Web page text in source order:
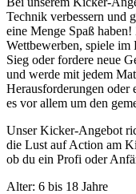
Technik verbessern und
eine Menge Spaß
Wettbewerben, spiele
Sieg oder fordere neue
und werde mit jedem
Herausforderungen oder
es vor allem um den
Unser Kicker-Angebot
die Lust auf Action am
ob du ein Profi oder
Alter: 6 bis 18 Jahre